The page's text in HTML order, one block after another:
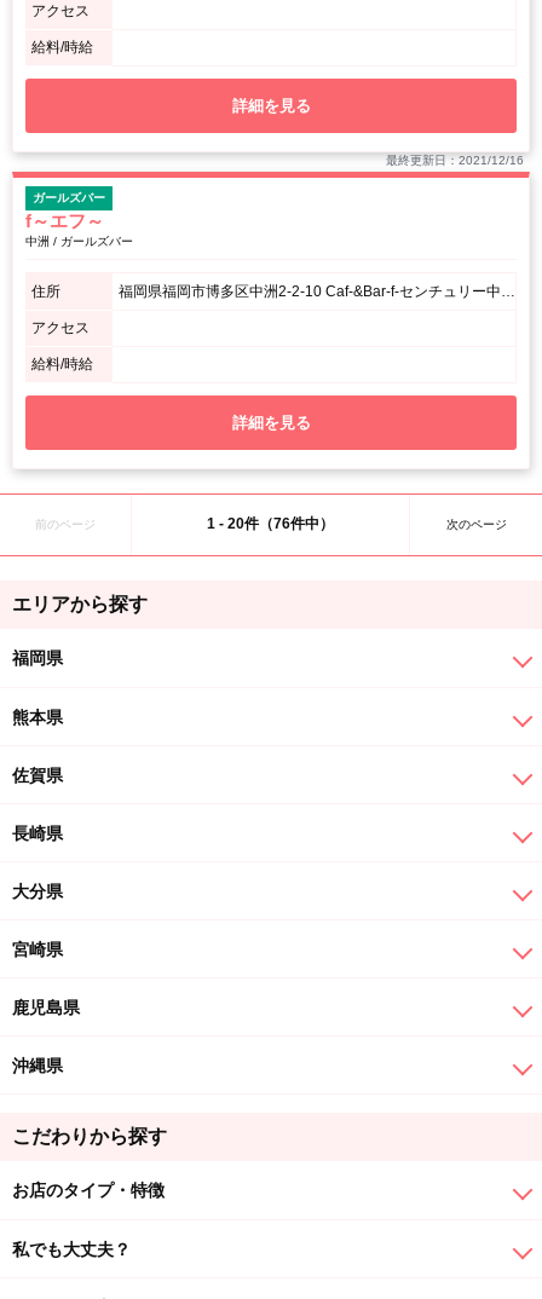
アクセス
給料/時給
詳細を見る
最終更新日：2021/12/16
ガールズバー
f～エフ～
中洲 / ガールズバー
住所 福岡県福岡市博多区中洲2-2-10 Caf-&Bar‐f‐センチュリー中洲ビル1F
アクセス
給料/時給
詳細を見る
前のページ 1 - 20件（76件中） 次のページ
エリアから探す
福岡県
熊本県
佐賀県
長崎県
大分県
宮崎県
鹿児島県
沖縄県
こだわりから探す
お店のタイプ・特徴
私でも大丈夫？